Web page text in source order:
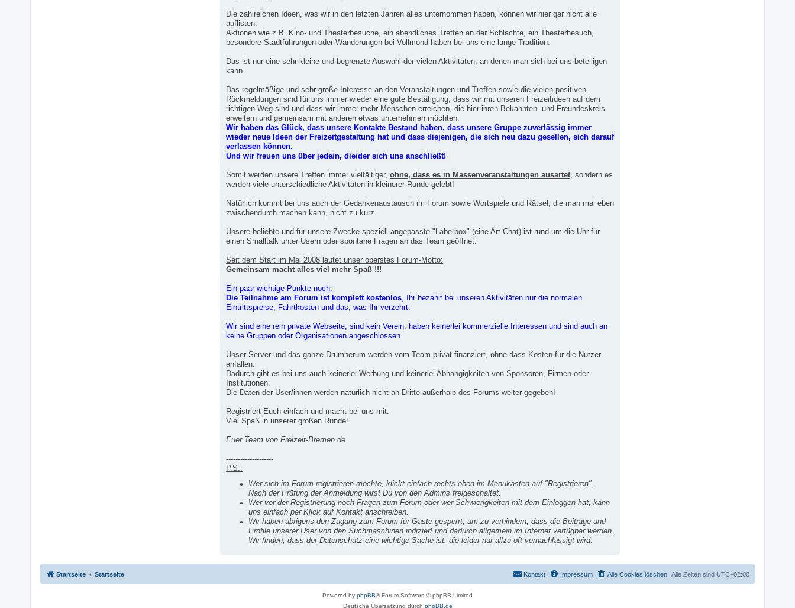
Die zahlreichen Ideen, was wir in den letzten Jahren alles unternommen haben, können wir hier gar nicht alle
auflisten.
Aktionen wie z.B. Kino- und Theaterbesuche, ein abendliches Treffen an der Schlachte, ein Theaterbesuch,
besondere Stadtführungen oder Wanderungen bei Vollmond haben bei uns eine lange Tradition.
Das ist nur eine sehr kleine und begrenzte Auswahl der vielen Aktivitäten, an denen man sich bei uns beteiligen
kann.
Das regelmäßige und sehr große Interesse an den Veranstaltungen und Treffen sowie die vielen positiven
Rückmeldungen sind für uns immer wieder eine gute Bestätigung, dass wir mit unseren Freizeitideen auf dem
richtigen Weg sind und dass wir immer mehr Menschen erreichen, die hier ihren Bekannten- und Freundeskreis
erweitern und gemeinsam mit anderen etwas unternehmen möchten.
Wir haben das Glück, dass unsere Kontakte Bestand haben, dass unsere Gruppe zuverlässig immer
wieder neue Ideen der Freizeitgestaltung hat und dass diejenigen, die sich neu dazu gesellen, sich darauf
verlassen können.
Und wir freuen uns über jede/n, die/der sich uns anschließt!
Somit werden unsere Treffen immer vielfältiger,ohne, dass es in Massenveranstaltungen ausartet , sondern es
werden viele unterschiedliche Aktivitäten in kleinerer Runde gelebt!
Natürlich kommt bei uns auch der Gedankenaustausch im Forum sowie Wortspiele und Rätsel, die man mal eben
zwischendurch machen kann, nicht zu kurz.
Unsere beliebte und für unsere Zwecke speziell angepasste "Laberbox" (eine Art Chat) ist rund um die Uhr für
einen Smalltalk unter Usern oder spontane Fragen an das Team geöffnet.
Seit dem Start im Mai 2008 lautet unser oberstes Forum-Motto:
Gemeinsam macht alles viel mehr Spaß !!!
Ein paar wichtige Punkte noch:
Die Teilnahme am Forum ist komplett kostenlos , Ihr bezahlt bei unseren Aktivitäten nur die normalen
Eintrittspreise, Fahrtkosten und das, was Ihr verzehrt.
Wir sind eine rein private Webseite, sind kein Verein, haben keinerlei kommerzielle Interessen und sind auch an
keine Gruppen oder Organisationen angeschlossen.
Unser Server und das ganze Drumherum werden vom Team privat finanziert, ohne dass Kosten für die Nutzer
anfallen.
Dadurch gibt es bei uns auch keinerlei Werbung und keinerlei Abhängigkeiten von Sponsoren, Firmen oder
Institutionen.
Die Daten der User/innen werden natürlich nicht an Dritte außerhalb des Forums weiter gegeben!
Registriert Euch einfach und macht bei uns mit.
Viel Spaß in unserer großen Runde!
Euer Team von Freizeit-Bremen.de
--------------------
P.S.:
Wer sich im Forum registrieren möchte, klickt einfach rechts oben im Menükasten auf "Registrieren".
Nach der Prüfung der Anmeldung wirst Du von den Admins freigeschaltet.
Wer vor der Registrierung noch Fragen zum Forum oder wer Schwierigkeiten mit dem Einloggen hat, kann
uns einfach per Klick auf Kontakt anschreiben.
Wir haben übrigens den Zugang zum Forum für Gäste gesperrt, um zu verhindern, dass die Beiträge und
Profile unserer User von den Suchmaschinen indiziert und dadurch allgemein im Internet verfügbar werden.
Wir finden, dass der Datenschutz eine wichtige Sache ist, die leider nur allzu oft vernachlässigt wird.
Startseite Startseite Alle Zeiten sind UTC+02:00
Alle Cookies löschen
Impressum
Kontakt
Powered by phpBB® Forum Software © phpBB Limited
Deutsche Übersetzung durch phpBB.de